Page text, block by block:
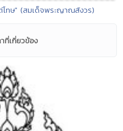
โทษ" (สมเด็จพระญาณสังวร)
ที่เกี่ยวข้อง